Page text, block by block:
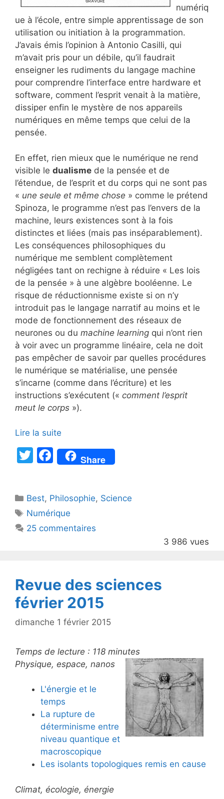
numériq
ue à l’école, entre simple apprentissage de son
utilisation ou initiation à la programmation.
J’avais émis l’opinion à Antonio Casilli, qui
m’avait pris pour un débile, qu’il faudrait
enseigner les rudiments du langage machine
pour comprendre l’interface entre hardware et
software, comment l’esprit venait à la matière,
dissiper enfin le mystère de nos appareils
numériques en même temps que celui de la
pensée.
En effet, rien mieux que le numérique ne rend
visible le dualisme de la pensée et de
l’étendue, de l’esprit et du corps qui ne sont pas
« une seule et même chose » comme le prétend
Spinoza, le programme n’est pas l’envers de la
machine, leurs existences sont à la fois
distinctes et liées (mais pas inséparablement).
Les conséquences philosophiques du
numérique me semblent complètement
négligées tant on rechigne à réduire « Les lois
de la pensée » à une algèbre booléenne. Le
risque de réductionnisme existe si on n’y
introduit pas le langage narratif au moins et le
mode de fonctionnement des réseaux de
neurones ou du machine learning qui n’ont rien
à voir avec un programme linéaire, cela ne doit
pas empêcher de savoir par quelles procédures
le numérique se matérialise, une pensée
s’incarne (comme dans l’écriture) et les
instructions s’exécutent (« comment l’esprit
meut le corps »).
Lire la suite
T
er
F
a
e
b
o
Share
Catégories
Best, Philosophie, Science
Étiquettes
Numérique
25 commentaires
3 986 vues
Revue des sciences
février 2015
dimanche 1 février 2015
Temps de lecture : 118 minutes
Physique, espace, nanos
L'énergie et le
temps
La rupture de
déterminisme entre
niveau quantique et
macroscopique
Les isolants topologiques remis en cause
Climat, écologie, énergie